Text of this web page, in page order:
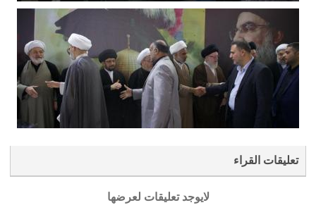
تعليقات القراء
لايوجد تعليقات لعرضها